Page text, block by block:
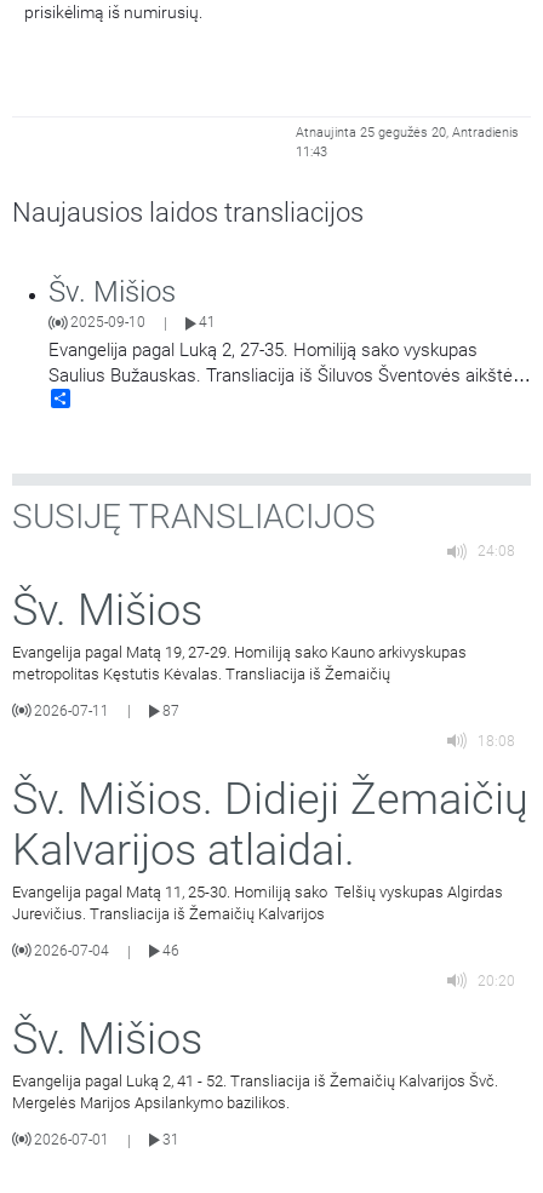
prisikėlimą iš numirusių.
Atnaujinta 25 gegužės 20, Antradienis
11:43
Naujausios laidos transliacijos
Šv. Mišios
2025-09-10 41
Evangelija pagal Luką 2, 27-35. Homiliją sako vyskupas
Saulius Bužauskas. Transliacija iš Šiluvos Šventovės aikštės.
Didieji Švč. Mergelės Marijos Gimimo atlaidai.
SUSIJĘ TRANSLIACIJOS
24:08
Šv. Mišios
Evangelija pagal Matą 19, 27-29. Homiliją sako Kauno arkivyskupas
metropolitas Kęstutis Kėvalas. Transliacija iš Žemaičių
2026-07-11
87
18:08
Šv. Mišios. Didieji Žemaičių
Kalvarijos atlaidai.
Evangelija pagal Matą 11, 25-30. Homiliją sako Telšių vyskupas Algirdas
Jurevičius. Transliacija iš Žemaičių Kalvarijos
2026-07-04 |
46
20:20
Šv. Mišios
Evangelija pagal Luką 2, 41 - 52. Transliacija iš Žemaičių Kalvarijos Švč.
Mergelės Marijos Apsilankymo bazilikos.
2026-07-01 | 31